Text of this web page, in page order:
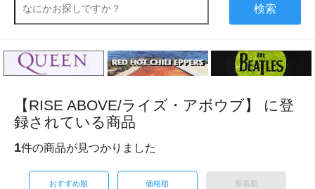
検索
【RISE ABOVE/ライズ・アボウブ】 に登
録されている商品
1件の商品が見つかりました
おすすめ順 価格順 新着順